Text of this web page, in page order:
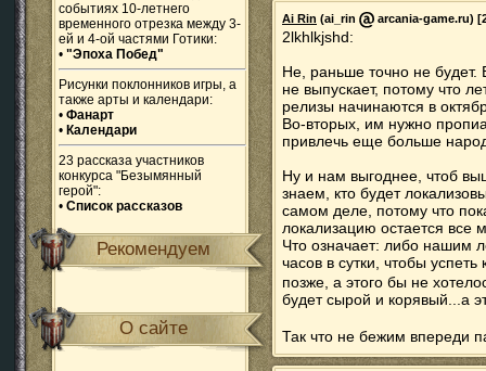
событиях 10-летнего
временного отрезка между 3-
ей и 4-ой частями Готики:
• "Эпоха Побед"
Рисунки поклонников игры, а
также арты и календари:
• Фанарт
• Календари
23 рассказа участников
конкурса "Безымянный
герой":
• Список рассказов
Рекомендуем
О сайте
Ai Rin (ai_rin arcania-game.ru)
2lkhlkjshd:
Не, раньше точно не
не выпускает, потому что
релизы начинаются в
Во-вторых, им нужно
привлечь еще больше
Ну и нам выгоднее, чтоб
знаем, кто будет
самом деле, потому что
локализацию остается
Что означает: либо нашим
часов в сутки, чтобы
позже, а этого бы не
будет сырой и корявый...а
Так что не бежим впереди